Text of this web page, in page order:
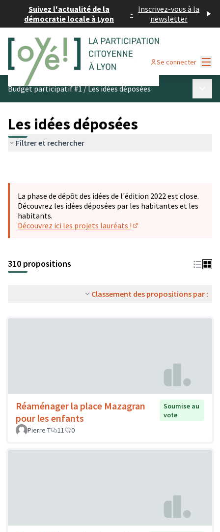
Suivez l'actualité de la
démocratie locale à Lyon
- Inscrivez-vous à la
newsletter
Se connecter
Budget participatif #1/Les idées déposées
Les idées déposées
Filtrer et rechercher
La phase de dépôt des idées de l'édition 2022 est close.
Découvrez les idées déposées par les habitantes et les
habitants.
Découvrez ici les projets lauréats !
310 propositions
Classement des propositions par :
Réaménager la place Mazagran
pour les enfants
Soumise au
vote
Pierre T
11 0